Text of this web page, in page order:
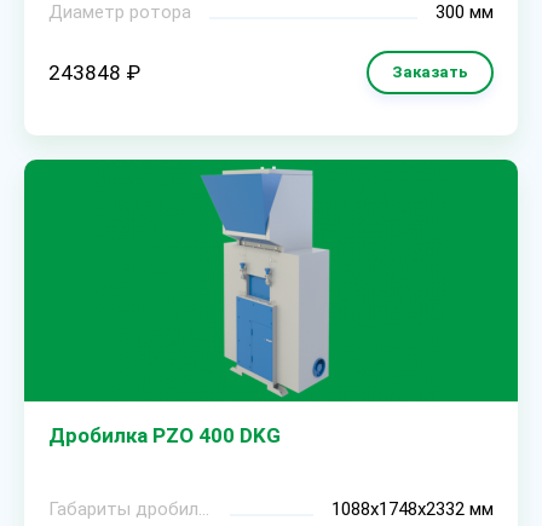
Диаметр ротора
300 мм
243848 ₽ Заказать
Дробилка PZO 400 DKG
Габариты дробилки (ДхШхВ)
1088х1748х2332 мм